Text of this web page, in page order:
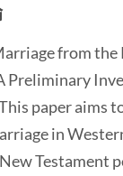
from the
Preliminary
paper aims
in
Testament